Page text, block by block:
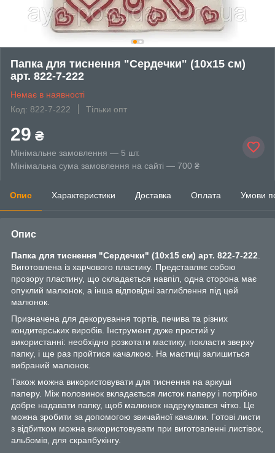
Папка для тиснення "Сердечки" (10х15 см)
арт. 822-7-222
Немає в наявності
Код: 822-7-222
Тільки опт
29 ₴
Мінімальне замовлення — 5 шт.
Мінімальна сума замовлення на сайті — 700 ₴
Опис Характеристики Доставка Оплата Умови
Опис
Папка для тиснення "Сердечки" (10х15 см) арт. 822-7-222
Виготовлена ​​із харчового пластику. Представляє собою
прозору пластину, що складається навпіл, одна сторона має
опуклий малюнок, а інша відповідні заглиблення під цей
малюнок.
Призначена для декорування тортів, печива та різних
кондитерських виробів. Інструмент дуже простий у
використанні: необхідно розкотати мастику, покласти зверху
папку, і ще раз пройтися качалкою. На мастиці залишиться
вибраний малюнок.
Також можна використовувати для тиснення на аркуші
паперу. Між половинок вкладається листок паперу і потрібно
добре надавати папку, щоб малюнок надрукувався чітко. Це
можна зробити за допомогою звичайної качалки. Готові листи
з відбитком можна використовувати при виготовленні листівок,
альбомів, для скрапбукінгу.